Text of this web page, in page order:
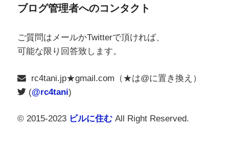
ブログ管理者へのコンタクト
ご質問はメールかTwitterで頂ければ、
可能な限り回答致します。
rc4tani.jp★gmail.com（★は@に置き換え）
(@rc4tani)
© 2015-2023 ビルに住むAll Right Reserved.